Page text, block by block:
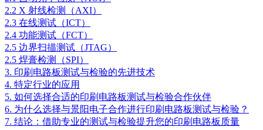
2.2 X 射线检测（AXI）
2.3 在线测试（ICT）
2.4 功能测试（FCT）
2.5 边界扫描测试（JTAG）
2.5 焊膏检测（SPI）
3. 印刷电路板测试与检验的先进技术
4. 特定行业的应用
5. 如何选择合适的印刷电路板测试与检验合作伙伴
6. 为什么选择与景阳电子合作进行印刷电路板测试与检验？
7. 结论：借助专业的测试与检验提升您的印刷电路板质量